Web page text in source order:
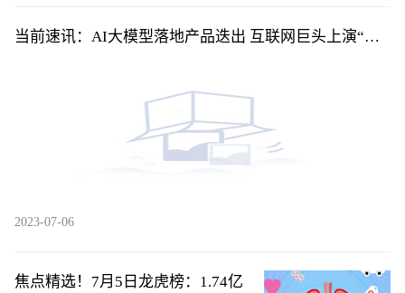
当前速讯：AI大模型落地产品迭出 互联网巨头上演“速
2023-07-06
焦点精选！7月5日龙虎榜：1.74亿